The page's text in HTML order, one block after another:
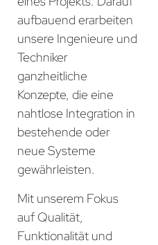
aufbauend erarbeiten
unsere Ingenieure und
Techniker
ganzheitliche
Konzepte, die eine
nahtlose Integration in
bestehende oder
neue Systeme
gewährleisten.
Mit unserem Fokus
auf Qualität,
Funktionalität und